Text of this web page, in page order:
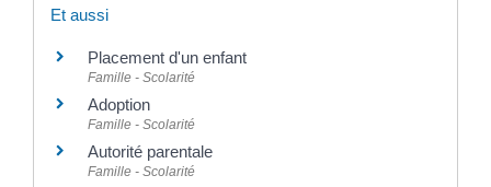
Et aussi
Placement d'un enfant
Famille - Scolarité
Adoption
Famille - Scolarité
Autorité parentale
Famille - Scolarité